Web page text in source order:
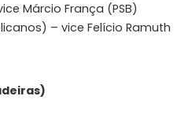
Márcio França (PSB)
– vice Felício Ramuth